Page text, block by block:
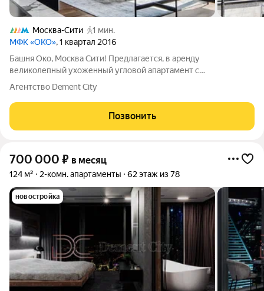
Москва-Сити
1 мин.
МФК «ОКО», 1 квартал 2016
Башня Око, Москва Сити! Предлагается, в аренду
великолепный ухоженный угловой апартамент с
панорамными видами на город и на башни Москва Сити!
Авторский, дорогой ремонт! Дорогая мебель и техника!
Функциональная планировка: просторная угловая гостиная
Агентство Dement City
Позвонить
700 000 ₽ в месяц
124 м² 2-комн. апартаменты 62 этаж из 78
новостройка